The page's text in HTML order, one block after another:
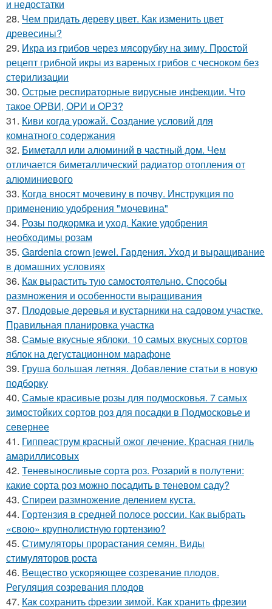
и недостатки
28. Чем придать дереву цвет. Как изменить цвет
древесины?
29. Икра из грибов через мясорубку на зиму. Простой
рецепт грибной икры из вареных грибов с чесноком без
стерилизации
30. Острые респираторные вирусные инфекции. Что
такое ОРВИ, ОРИ и ОРЗ?
31. Киви когда урожай. Создание условий для
комнатного содержания
32. Биметалл или алюминий в частный дом. Чем
отличается биметаллический радиатор отопления от
алюминиевого
33. Когда вносят мочевину в почву. Инструкция по
применению удобрения "мочевина"
34. Розы подкормка и уход. Какие удобрения
необходимы розам
35. Gardenia crown jewel. Гардения. Уход и выращивание
в домашних условиях
36. Как вырастить тую самостоятельно. Способы
размножения и особенности выращивания
37. Плодовые деревья и кустарники на садовом участке.
Правильная планировка участка
38. Самые вкусные яблоки. 10 самых вкусных сортов
яблок на дегустационном марафоне
39. Груша большая летняя. Добавление статьи в новую
подборку
40. Самые красивые розы для подмосковья. 7 самых
зимостойких сортов роз для посадки в Подмосковье и
севернее
41. Гиппеаструм красный ожог лечение. Красная гниль
амариллисовых
42. Теневыносливые сорта роз. Розарий в полутени:
какие сорта роз можно посадить в теневом саду?
43. Спиреи размножение делением куста.
44. Гортензия в средней полосе россии. Как выбрать
«свою» крупнолистную гортензию?
45. Стимуляторы прорастания семян. Виды
стимуляторов роста
46. Вещество ускоряющее созревание плодов.
Регуляция созревания плодов
47. Как сохранить фрезии зимой. Как хранить фрезии